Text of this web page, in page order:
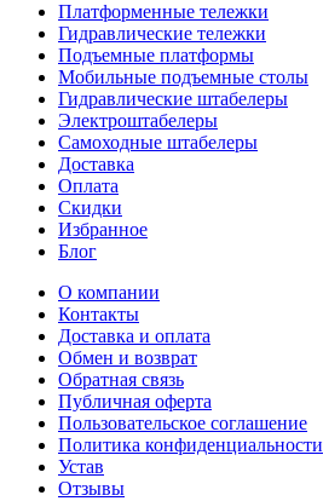
Платформенные тележки
Гидравлические тележки
Подъемные платформы
Мобильные подъемные столы
Гидравлические штабелеры
Электроштабелеры
Самоходные штабелеры
Доставка
Оплата
Скидки
Избранное
Блог
О компании
Контакты
Доставка и оплата
Обмен и возврат
Обратная связь
Публичная оферта
Пользовательское соглашение
Политика конфиденциальности
Устав
Отзывы